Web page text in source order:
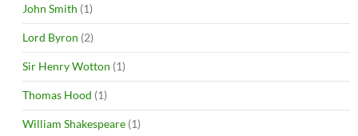
John Smith (1)
Lord Byron (2)
Sir Henry Wotton (1)
Thomas Hood (1)
William Shakespeare (1)